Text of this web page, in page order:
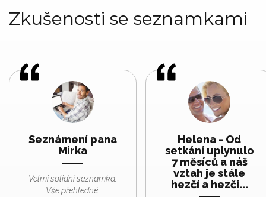
Zkušenosti se seznamkami
Seznámení pana
Mirka
Velmi solidní seznamka.
Vše přehledné.
Helena - Od
setkání uplynulo
7 měsíců a náš
vztah je stále
hezčí a hezčí...